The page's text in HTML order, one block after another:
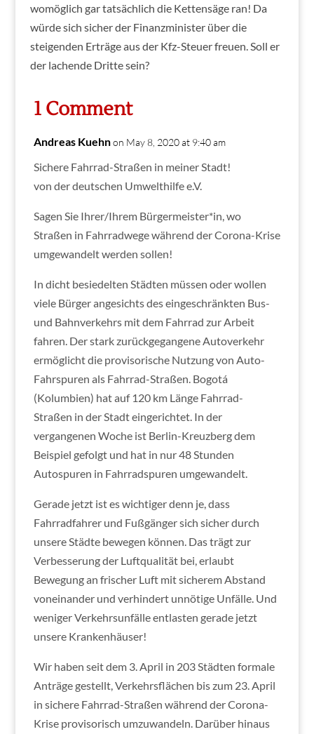
womöglich gar tatsächlich die Kettensäge ran! Da
würde sich sicher der Finanzminister über die
steigenden Erträge aus der Kfz-Steuer freuen. Soll er
der lachende Dritte sein?
1 Comment
Andreas Kuehn on May 8, 2020 at 9:40 am
Sichere Fahrrad-Straßen in meiner Stadt!
von der deutschen Umwelthilfe e.V.
Sagen Sie Ihrer/Ihrem Bürgermeister*in, wo
Straßen in Fahrradwege während der Corona-Krise
umgewandelt werden sollen!
In dicht besiedelten Städten müssen oder wollen
viele Bürger angesichts des eingeschränkten Bus-
und Bahnverkehrs mit dem Fahrrad zur Arbeit
fahren. Der stark zurückgegangene Autoverkehr
ermöglicht die provisorische Nutzung von Auto-
Fahrspuren als Fahrrad-Straßen. Bogotá
(Kolumbien) hat auf 120 km Länge Fahrrad-
Straßen in der Stadt eingerichtet. In der
vergangenen Woche ist Berlin-Kreuzberg dem
Beispiel gefolgt und hat in nur 48 Stunden
Autospuren in Fahrradspuren umgewandelt.
Gerade jetzt ist es wichtiger denn je, dass
Fahrradfahrer und Fußgänger sich sicher durch
unsere Städte bewegen können. Das trägt zur
Verbesserung der Luftqualität bei, erlaubt
Bewegung an frischer Luft mit sicherem Abstand
voneinander und verhindert unnötige Unfälle. Und
weniger Verkehrsunfälle entlasten gerade jetzt
unsere Krankenhäuser!
Wir haben seit dem 3. April in 203 Städten formale
Anträge gestellt, Verkehrsflächen bis zum 23. April
in sichere Fahrrad-Straßen während der Corona-
Krise provisorisch umzuwandeln. Darüber hinaus